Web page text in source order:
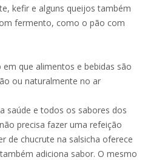
kefir e alguns queijos também
fermento, como o pão com
que alimentos e bebidas são
ou naturalmente no ar
saúde e todos os sabores dos
precisa fazer uma refeição
de chucrute na salsicha oferece
adiciona sabor. O mesmo